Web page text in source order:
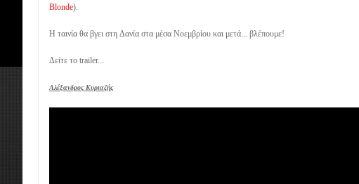
Blonde).
Η ταινία θα βγει στη Δανία στα μέσα Νοεμβρίου και μετά... βλέπουμε!
Δείτε το trailer...
Αλέξανδρος Κυριαζής